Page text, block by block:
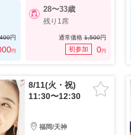
円
円
28〜33歳
残り1席
通常価格1,500円
初参加 0円
8/11(火・祝)
11:30〜12:30
福岡/天神